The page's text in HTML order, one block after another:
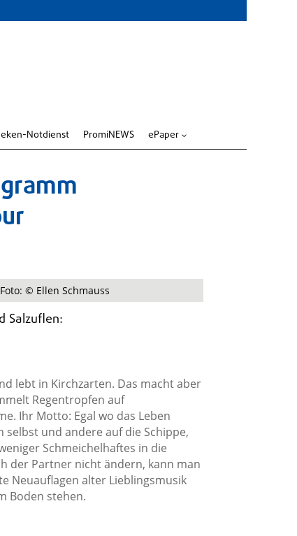
Notdienst PromiNEWS ePaper 3
© Ellen Schmauss
Salzuflen:
lebt in Kirchzarten. Das macht aber
Regentropfen auf
Ihr Motto: Egal wo das Leben
und andere auf die Schippe,
Schmeichelhaftes in die
der Partner nicht ändern, kann man
Neuauflagen alter Lieblingsmusik
Boden stehen.